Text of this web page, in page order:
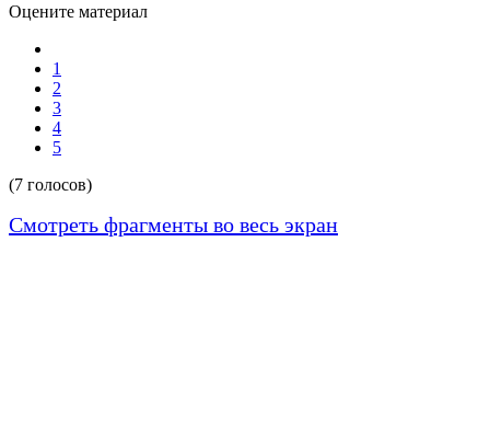
Оцените материал
1
2
3
4
5
(7 голосов)
Смотреть фрагменты во весь экран